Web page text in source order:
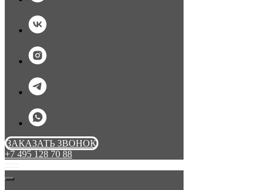
ЗАКАЗАТЬ ЗВОНОК
+7 495 128 70 88